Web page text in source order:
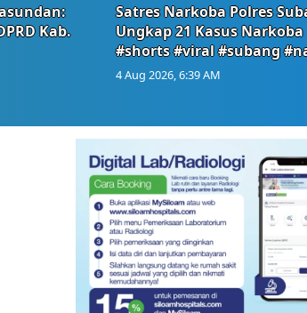
Kab.
Satres Narkoba Polres
Ungkap 21 Kasus Narkoba
#shorts #viral #subang
4 Aug 2026, 6:39 AM